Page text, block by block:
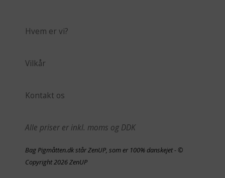
Hvem er vi?
Vilkår
Kontakt os
Alle priser er inkl. moms og DDK
Bag Pigmåtten.dk står ZenUP, som er 100% danskejet - ©
Copyright 2026 ZenUP